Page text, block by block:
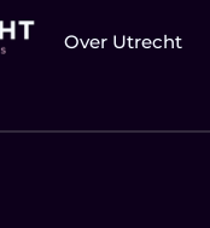
Over Utrecht